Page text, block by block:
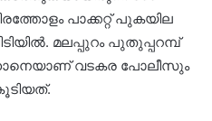
പാക്കറ്റ് പുകയില
മലപ്പുറം പുതുപ്പറമ്പ്
വടകര പോലീസും